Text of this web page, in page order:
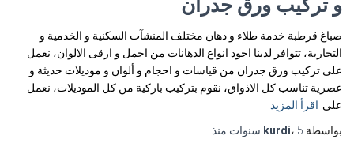
و تركيب ورق جدران
صباغ قرطبة خدمة طلاء و دهان مختلف المنشآت السكنية و الخدمية و
التجارية، تتوافر لدينا اجود انواع الدهانات من اجمل و ارقى الالوان، نعمل
على تركيب ورق جدران من قياسات و احجام و ألوان و موديلات حديثة و
عصرية تناسب كل الاذواق، نقوم بتركيب باركية من كل الموديلات، نعمل
على اقرأ المزيد
بواسطة
kurdi، 5 سنوات منذ